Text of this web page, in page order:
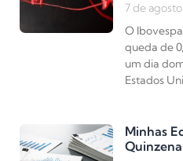
7 de
O
queda de
um dia
Estados
Minhas